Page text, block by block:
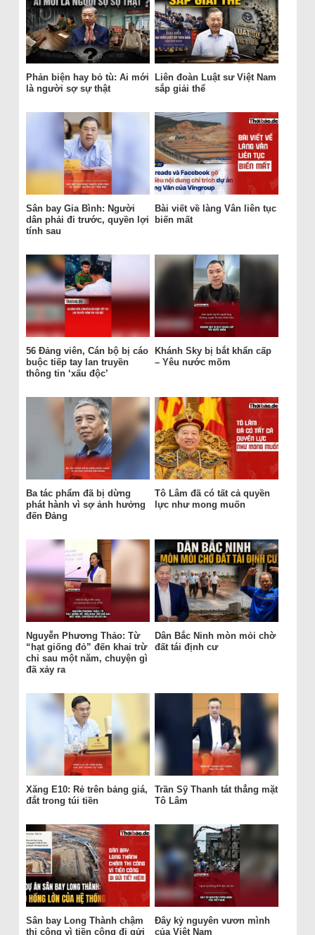
Phản biện hay bỏ tù: Ai mới
là người sợ sự thật
Liên đoàn Luật sư Việt Nam
sắp giải thể
Sân bay Gia Bình: Người
dân phải đi trước, quyền lợi
tính sau
Bài viết về làng Vân liên tục
biến mất
56 Đảng viên, Cán bộ bị cáo
buộc tiếp tay lan truyền
thông tin ‘xấu độc’
Khánh Sky bị bắt khẩn cấp
– Yêu nước mõm
Ba tác phẩm đã bị dừng
phát hành vì sợ ảnh hưởng
đến Đảng
Tô Lâm đã có tất cả quyền
lực như mong muốn
Nguyễn Phương Thảo: Từ
“hạt giống đỏ” đến khai trừ
chỉ sau một năm, chuyện gì
đã xảy ra
Dân Bắc Ninh mòn mỏi chờ
đất tái định cư
Xăng E10: Rẻ trên bảng giá,
đắt trong túi tiền
Trần Sỹ Thanh tát thẳng mặt
Tô Lâm
Sân bay Long Thành chậm
thi công vì tiền công đi gửi
Đây kỷ nguyên vươn mình
của Việt Nam